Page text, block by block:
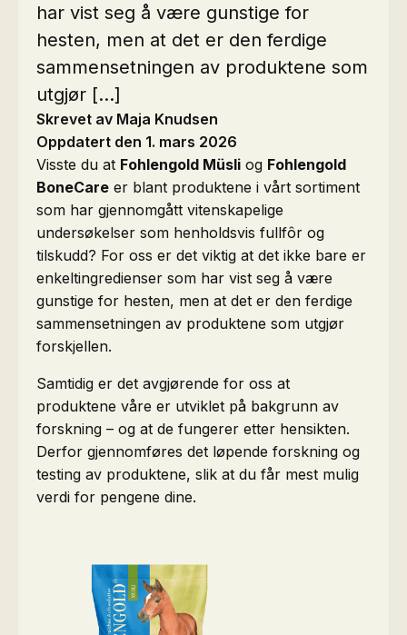
har vist seg å være gunstige for
hesten, men at det er den ferdige
sammensetningen av produktene som
utgjør […]
Skrevet av Maja Knudsen
Oppdatert den 1. mars 2026
Visste du at Fohlengold Müsli og Fohlengold
BoneCare er blant produktene i vårt sortiment
som har gjennomgått vitenskapelige
undersøkelser som henholdsvis fullfôr og
tilskudd? For oss er det viktig at det ikke bare er
enkeltingredienser som har vist seg å være
gunstige for hesten, men at det er den ferdige
sammensetningen av produktene som utgjør
forskjellen.
Samtidig er det avgjørende for oss at
produktene våre er utviklet på bakgrunn av
forskning – og at de fungerer etter hensikten.
Derfor gjennomføres det løpende forskning og
testing av produktene, slik at du får mest mulig
verdi for pengene dine.